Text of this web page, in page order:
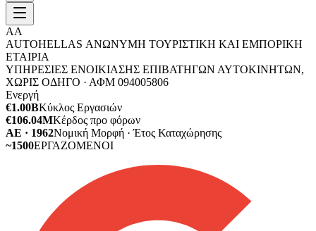
AΑ
AUTOHELLAS ΑΝΩΝΥΜΗ ΤΟΥΡΙΣΤΙΚΗ ΚΑΙ ΕΜΠΟΡΙΚΗ
ΕΤΑΙΡΙΑ
ΥΠΗΡΕΣΙΕΣ ΕΝΟΙΚΙΑΣΗΣ ΕΠΙΒΑΤΗΓΩΝ ΑΥΤΟΚΙΝΗΤΩΝ,
ΧΩΡΙΣ ΟΔΗΓΟ · ΑΦΜ 094005806
Ενεργή
€1.00BΚύκλος Εργασιών
€106.04MΚέρδος προ φόρων
ΑΕ · 1962Νομική Μορφή · Έτος Καταχώρησης
~1500ΕΡΓΑΖΟΜΕΝΟΙ